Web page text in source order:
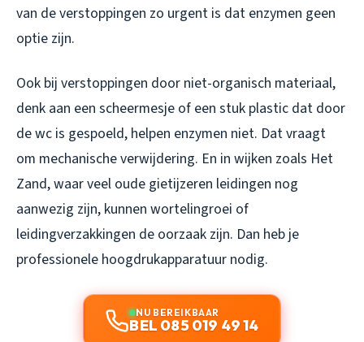
van de verstoppingen zo urgent is dat enzymen geen
optie zijn.
Ook bij verstoppingen door niet-organisch materiaal,
denk aan een scheermesje of een stuk plastic dat door
de wc is gespoeld, helpen enzymen niet. Dat vraagt
om mechanische verwijdering. En in wijken zoals Het
Zand, waar veel oude gietijzeren leidingen nog
aanwezig zijn, kunnen wortelingroei of
leidingverzakkingen de oorzaak zijn. Dan heb je
professionele hoogdrukapparatuur nodig.
NU BEREIKBAAR
BEL 085 019 49 14